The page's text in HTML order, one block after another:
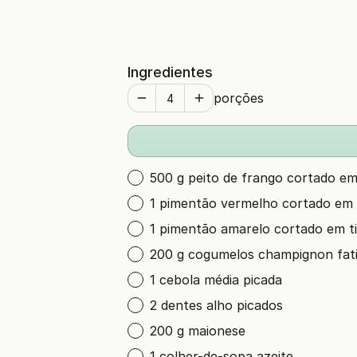
Ingredientes
porções
500 g peito de frango cortado
1 pimentão vermelho cortado em
1 pimentão amarelo cortado em
200 g cogumelos champignon
1 cebola média picada
2 dentes alho picados
200 g maionese